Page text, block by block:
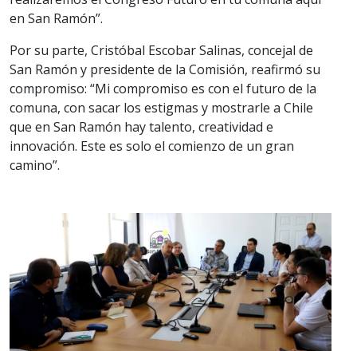
en San Ramón”.
Por su parte, Cristóbal Escobar Salinas, concejal de
San Ramón y presidente de la Comisión, reafirmó su
compromiso: “Mi compromiso es con el futuro de la
comuna, con sacar los estigmas y mostrarle a Chile
que en San Ramón hay talento, creatividad e
innovación. Este es solo el comienzo de un gran
camino”.